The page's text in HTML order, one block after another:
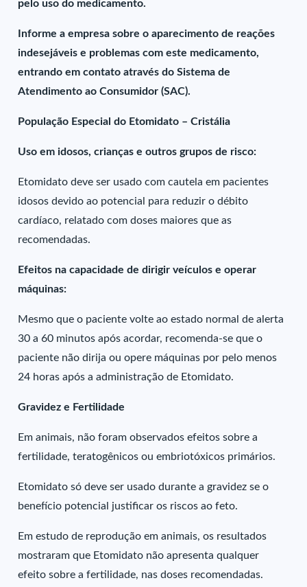
pelo uso do medicamento.
Informe a empresa sobre o aparecimento de reações
indesejáveis e problemas com este medicamento,
entrando em contato através do Sistema de
Atendimento ao Consumidor (SAC).
População Especial do Etomidato – Cristália
Uso em idosos, crianças e outros grupos de risco:
Etomidato deve ser usado com cautela em pacientes
idosos devido ao potencial para reduzir o débito
cardíaco, relatado com doses maiores que as
recomendadas.
Efeitos na capacidade de dirigir veículos e operar
máquinas:
Mesmo que o paciente volte ao estado normal de alerta
30 a 60 minutos após acordar, recomenda-se que o
paciente não dirija ou opere máquinas por pelo menos
24 horas após a administração de Etomidato.
Gravidez e Fertilidade
Em animais, não foram observados efeitos sobre a
fertilidade, teratogênicos ou embriotóxicos primários.
Etomidato só deve ser usado durante a gravidez se o
benefício potencial justificar os riscos ao feto.
Em estudo de reprodução em animais, os resultados
mostraram que Etomidato não apresenta qualquer
efeito sobre a fertilidade, nas doses recomendadas.